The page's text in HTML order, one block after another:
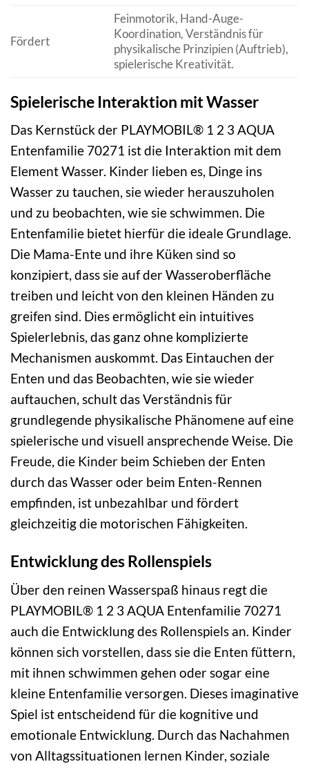
Fördert
Feinmotorik, Hand-Auge-
Koordination, Verständnis für
physikalische Prinzipien (Auftrieb),
spielerische Kreativität.
Spielerische Interaktion mit Wasser
Das Kernstück der PLAYMOBIL® 1 2 3 AQUA
Entenfamilie 70271 ist die Interaktion mit dem
Element Wasser. Kinder lieben es, Dinge ins
Wasser zu tauchen, sie wieder herauszuholen
und zu beobachten, wie sie schwimmen. Die
Entenfamilie bietet hierfür die ideale Grundlage.
Die Mama-Ente und ihre Küken sind so
konzipiert, dass sie auf der Wasseroberfläche
treiben und leicht von den kleinen Händen zu
greifen sind. Dies ermöglicht ein intuitives
Spielerlebnis, das ganz ohne komplizierte
Mechanismen auskommt. Das Eintauchen der
Enten und das Beobachten, wie sie wieder
auftauchen, schult das Verständnis für
grundlegende physikalische Phänomene auf eine
spielerische und visuell ansprechende Weise. Die
Freude, die Kinder beim Schieben der Enten
durch das Wasser oder beim Enten-Rennen
empfinden, ist unbezahlbar und fördert
gleichzeitig die motorischen Fähigkeiten.
Entwicklung des Rollenspiels
Über den reinen Wasserspaß hinaus regt die
PLAYMOBIL® 1 2 3 AQUA Entenfamilie 70271
auch die Entwicklung des Rollenspiels an. Kinder
können sich vorstellen, dass sie die Enten füttern,
mit ihnen schwimmen gehen oder sogar eine
kleine Entenfamilie versorgen. Dieses imaginative
Spiel ist entscheidend für die kognitive und
emotionale Entwicklung. Durch das Nachahmen
von Alltagssituationen lernen Kinder, soziale